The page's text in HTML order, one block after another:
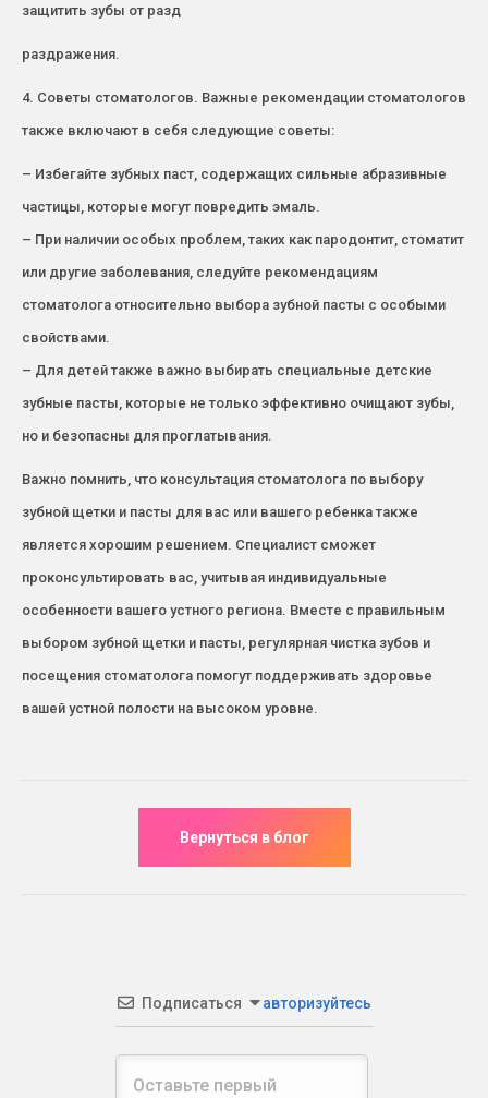
защитить зубы от разд
раздражения.
4. Советы стоматологов. Важные рекомендации стоматологов
также включают в себя следующие советы:
– Избегайте зубных паст, содержащих сильные абразивные
частицы, которые могут повредить эмаль.
– При наличии особых проблем, таких как пародонтит, стоматит
или другие заболевания, следуйте рекомендациям
стоматолога относительно выбора зубной пасты с особыми
свойствами.
– Для детей также важно выбирать специальные детские
зубные пасты, которые не только эффективно очищают зубы,
но и безопасны для проглатывания.
Важно помнить, что консультация стоматолога по выбору
зубной щетки и пасты для вас или вашего ребенка также
является хорошим решением. Специалист сможет
проконсультировать вас, учитывая индивидуальные
особенности вашего устного региона. Вместе с правильным
выбором зубной щетки и пасты, регулярная чистка зубов и
посещения стоматолога помогут поддерживать здоровье
вашей устной полости на высоком уровне.
Подписаться авторизуйтесь